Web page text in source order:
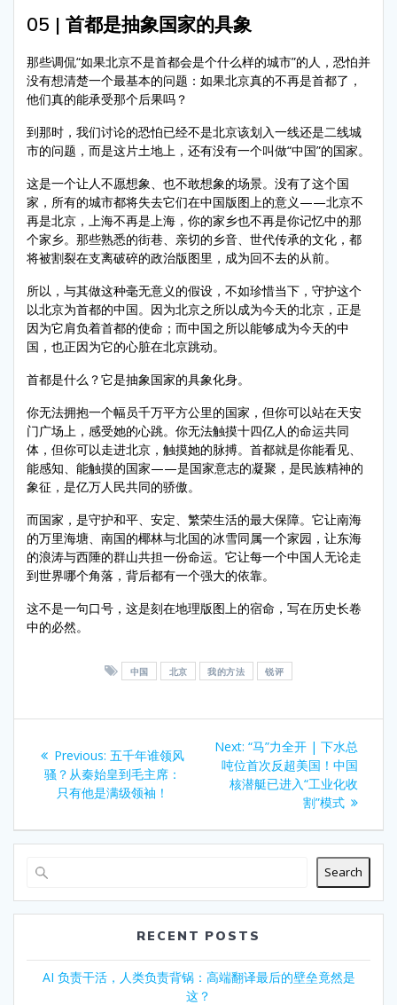
05 | 首都是抽象国家的具象
那些调侃“如果北京不是首都会是个什么样的城市”的人，恐怕并
没有想清楚一个最基本的问题：如果北京真的不再是首都了，
他们真的能承受那个后果吗？
到那时，我们讨论的恐怕已经不是北京该划入一线还是二线城
市的问题，而是这片土地上，还有没有一个叫做“中国”的国家。
这是一个让人不愿想象、也不敢想象的场景。没有了这个国
家，所有的城市都将失去它们在中国版图上的意义——北京不
再是北京，上海不再是上海，你的家乡也不再是你记忆中的那
个家乡。那些熟悉的街巷、亲切的乡音、世代传承的文化，都
将被割裂在支离破碎的政治版图里，成为回不去的从前。
所以，与其做这种毫无意义的假设，不如珍惜当下，守护这个
以北京为首都的中国。因为北京之所以成为今天的北京，正是
因为它肩负着首都的使命；而中国之所以能够成为今天的中
国，也正因为它的心脏在北京跳动。
首都是什么？它是抽象国家的具象化身。
你无法拥抱一个幅员千万平方公里的国家，但你可以站在天安
门广场上，感受她的心跳。你无法触摸十四亿人的命运共同
体，但你可以走进北京，触摸她的脉搏。首都就是你能看见、
能感知、能触摸的国家——是国家意志的凝聚，是民族精神的
象征，是亿万人民共同的骄傲。
而国家，是守护和平、安定、繁荣生活的最大保障。它让南海
的万里海塘、南国的椰林与北国的冰雪同属一个家园，让东海
的浪涛与西陲的群山共担一份命运。它让每一个中国人无论走
到世界哪个角落，背后都有一个强大的依靠。
这不是一句口号，这是刻在地理版图上的宿命，写在历史长卷
中的必然。
中国 北京 我的方法 锐评
navigation
Previous: Previous
post:
五千年谁领风
骚？从秦始皇到毛主席：
只有他是满级领袖！
Next: Next
post:
“马”力全开 | 下水总
吨位首次反超美国！中国
核潜艇已进入“工业化收
割”模式
Search
RECENT POSTS
AI 负责干活，人类负责背锅：高端翻译最后的壁垒竟然是
这？